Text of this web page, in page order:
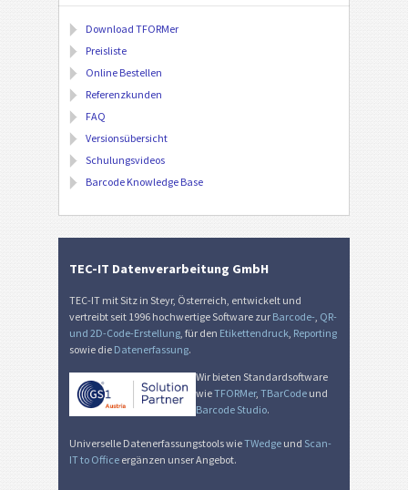
Download TFORMer
Preisliste
Online Bestellen
Referenzkunden
FAQ
Versionsübersicht
Schulungsvideos
Barcode Knowledge Base
TEC-IT Datenverarbeitung GmbH
TEC-IT mit Sitz in Steyr, Österreich, entwickelt und
vertreibt seit 1996 hochwertige Software zur Barcode-, QR-
und 2D-Code-Erstellung, für den Etikettendruck, Reporting
sowie die Datenerfassung.
Wir bieten Standardsoftware
wieTFORMer,TBarCode und
Barcode Studio.
Universelle Datenerfassungstools wieTWedge und Scan-
IT to Office ergänzen unser Angebot.